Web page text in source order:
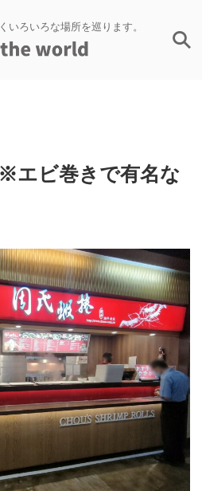
いろいろな場所を巡ります。
エビ巻きで有名な